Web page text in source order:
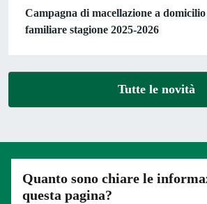
Campagna di macellazione a
familiare stagione 2025-2026
Tutte le novità
Quanto sono chiare le
questa pagina?